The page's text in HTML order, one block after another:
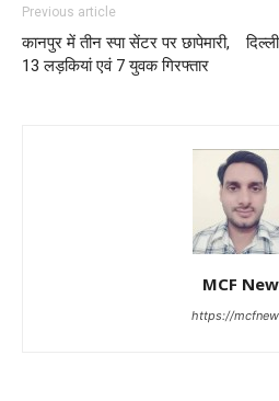
Previous article
कानपुर में तीन स्पा सेंटर पर छापेमारी,
13 लड़कियां एवं 7 युवक गिरफ्तार
MCF
https://